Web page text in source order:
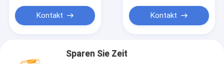
Kontakt Kontakt
Sparen Sie Zeit